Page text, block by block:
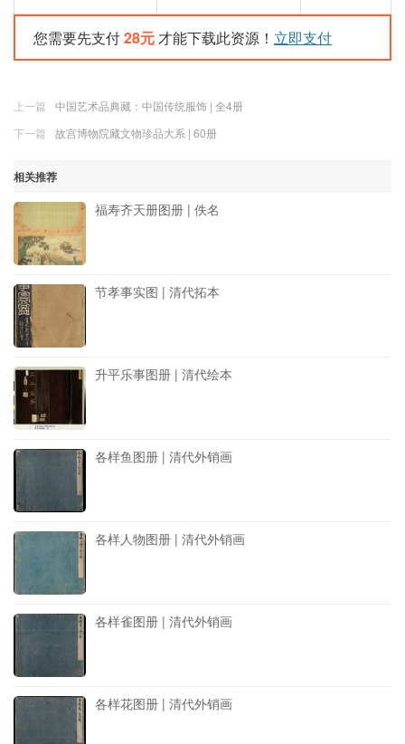
您需要先支付28元才能下载此资源！ 立即支付
上一篇
中国艺术品典藏：中国传统服饰 | 全4册
下一篇
故宫博物院藏文物珍品大系 | 60册
相关推荐
福寿齐天册图册 | 佚名
节孝事实图 | 清代拓本
升平乐事图册 | 清代绘本
各样鱼图册 | 清代外销画
各样人物图册 | 清代外销画
各样雀图册 | 清代外销画
各样花图册 | 清代外销画